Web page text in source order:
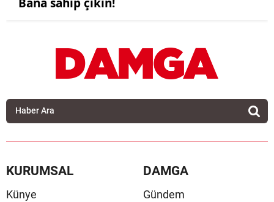
Bana sahip çıkın!
KURUMSAL
Künye
DAMGA
Gündem